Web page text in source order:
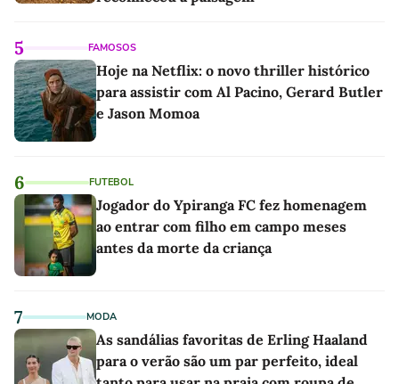
5 FAMOSOS
Hoje na Netflix: o novo thriller histórico
para assistir com Al Pacino, Gerard Butler
e Jason Momoa
6 FUTEBOL
Jogador do Ypiranga FC fez homenagem
ao entrar com filho em campo meses
antes da morte da criança
7 MODA
As sandálias favoritas de Erling Haaland
para o verão são um par perfeito, ideal